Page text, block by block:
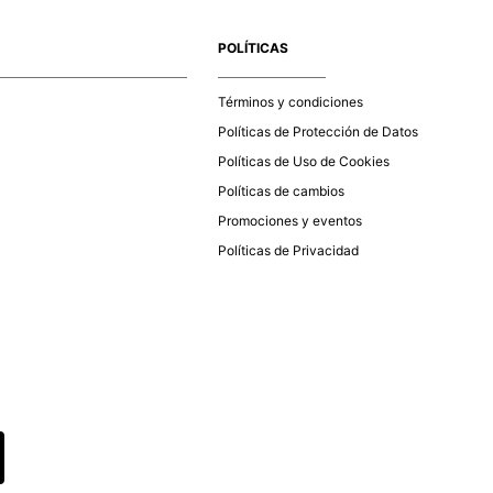
puedes ingresar al menú de “Mi cuenta - Mis Pedidos” en
POLÍTICAS
Términos y condiciones
Políticas de Protección de Datos
Políticas de Uso de Cookies
Políticas de cambios
Promociones y eventos
Políticas de Privacidad